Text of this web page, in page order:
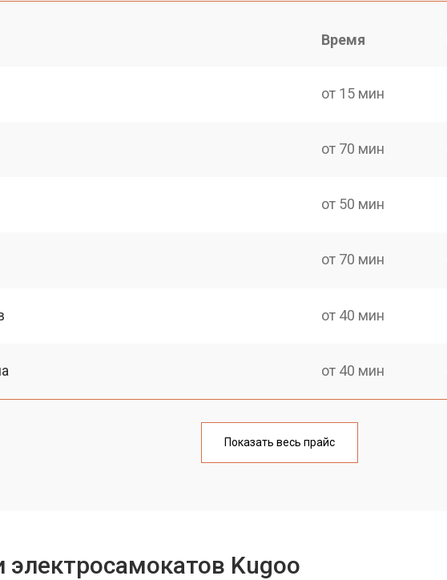
Время
от 15 мин
от 70 мин
от 50 мин
от 70 мин
от 40 мин
от 40 мин
от 60 мин
Показать весь прайс
Kugoo